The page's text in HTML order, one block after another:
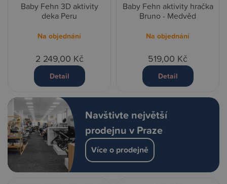
Navštivte největší
prodejnu v Praze
Více o prodejně
Baby Fehn 3D aktivity
deka Peru
Na objednání
2 249,00 Kč
Detail
Baby Fehn aktivity hračka
Bruno - Medvěd
Na objednání
519,00 Kč
Detail